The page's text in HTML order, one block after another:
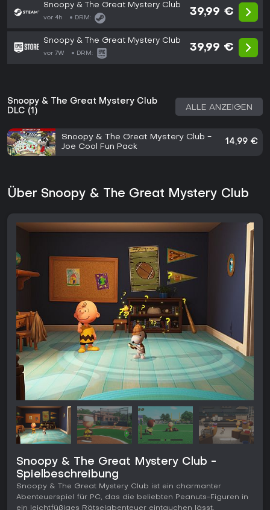
Snoopy & The Great Mystery Club
vor 4h DRM:
39,99 €
Snoopy & The Great Mystery Club
vor 7W DRM:
39,99 €
Snoopy & The Great Mystery Club
DLC (1)
ALLE ANZEIGEN
Snoopy & The Great Mystery Club -
Joe Cool Fun Pack
14,99 €
Über Snoopy & The Great Mystery Club
Snoopy & The Great Mystery Club -
Spielbeschreibung
Snoopy & The Great Mystery Club ist ein charmanter
Abenteuerspiel für PC, das die beliebten Peanuts-Figuren in
ein leichtfüßiges Rätselabenteuer eintauchen lässt.